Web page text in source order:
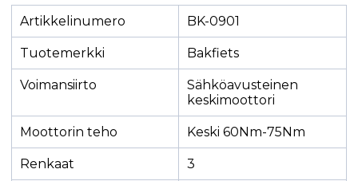
Artikkelinumero BK-0901
Tuotemerkki Bakfiets
Voimansiirto
Sähköavusteinen
keskimoottori
Moottorin teho Keski 60Nm-75Nm
Renkaat 3